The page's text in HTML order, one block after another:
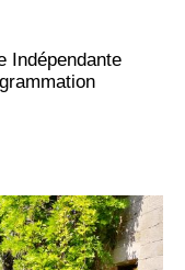
Indépendante